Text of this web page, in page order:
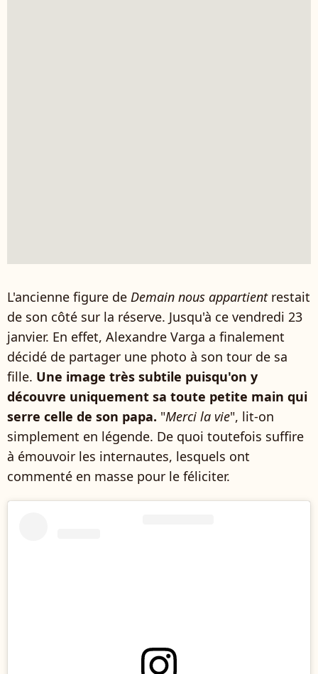
L'ancienne figure de Demain nous appartientrestait
de son côté sur la réserve. Jusqu'à ce vendredi 23
janvier. En effet, Alexandre Varga a finalement
décidé de partager une photo à son tour de sa
fille. Une image très subtile puisqu'on y
découvre uniquement sa toute petite main qui
serre celle de son papa. "Merci la vie", lit-on
simplement en légende. De quoi toutefois suffire
à émouvoir les internautes, lesquels ont
commenté en masse pour le féliciter.